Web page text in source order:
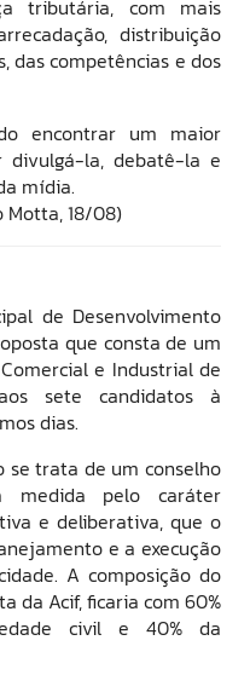
tributária, com mais
distribuição
das competências e dos
encontrar um maior
divulgá-la, debatê-la e
mídia.
Motta, 18/08)
de Desenvolvimento
que consta de um
e Industrial de
sete candidatos à
dias.
se trata de um conselho
medida pelo caráter
e deliberativa, que o
e a execução
A composição do
da Acif, ficaria com 60%
civil e 40% da